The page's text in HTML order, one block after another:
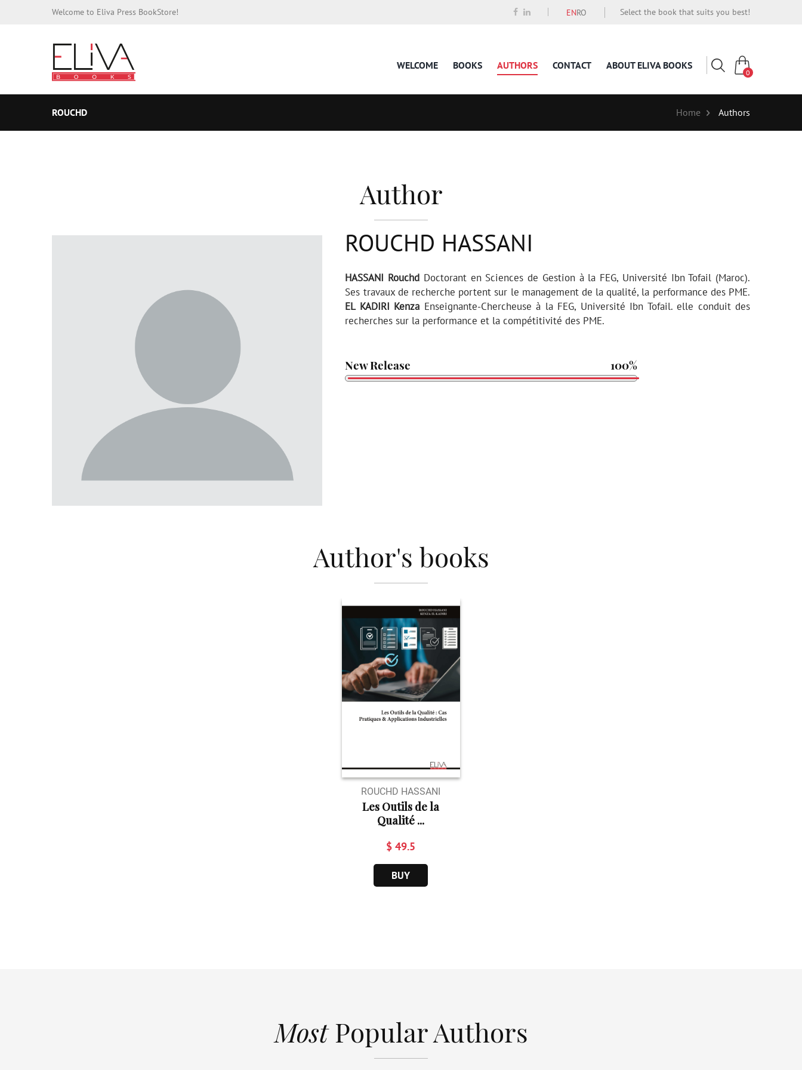
Welcome to Eliva Press BookStore! ENRO Select the book that suits you best!
WELCOME BOOKS AUTHORS CONTACT ABOUT ELIVA BOOKS
0
ROUCHD Home Authors
Author
ROUCHD HASSANI
HASSANI Rouchd Doctorant en Sciences de Gestion à la FEG, Université Ibn Tofail (Maroc).
Ses travaux de recherche portent sur le management de la qualité, la performance des PME.
EL KADIRI Kenza Enseignante-Chercheuse à la FEG, Université Ibn Tofail. elle conduit des
recherches sur la performance et la compétitivité des PME.
New Release 100%
Author's books
ROUCHD HASSANI
Les Outils de la
Qualité ...
$ 49.5
BUY
MostPopular Authors